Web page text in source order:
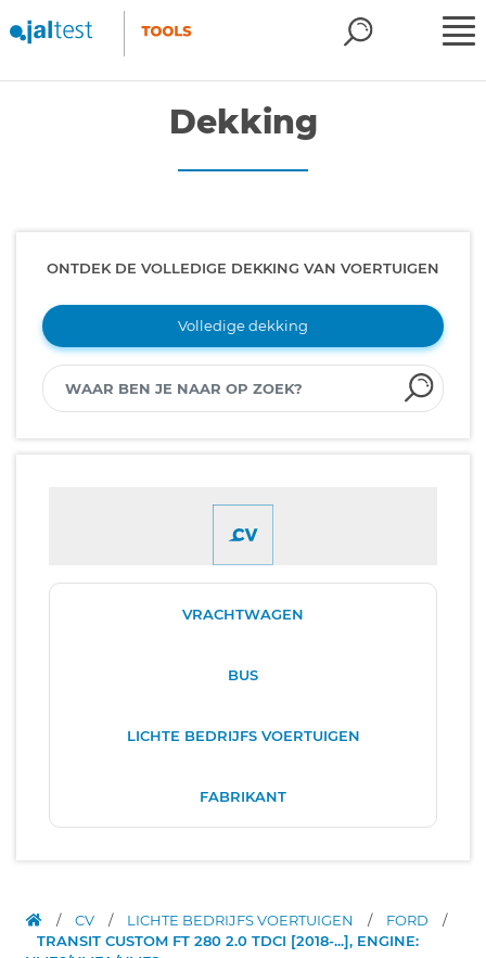
Dekking
ONTDEK DE VOLLEDIGE DEKKING VAN VOERTUIGEN
Volledige dekking
VRACHTWAGEN
BUS
LICHTE BEDRIJFS VOERTUIGEN
FABRIKANT
/ CV / LICHTE BEDRIJFS VOERTUIGEN / FORD
/
TRANSIT CUSTOM FT 280 2.0 TDCI [2018-...], ENGINE: